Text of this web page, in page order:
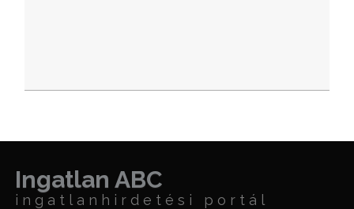
Ingatlan ABC
ingatlanhirdetési portál